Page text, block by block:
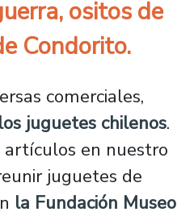
ositos de
Condorito.
comerciales,
los juguetes chilenos.
artículos en nuestro
juguetes de
la Fundación Museo